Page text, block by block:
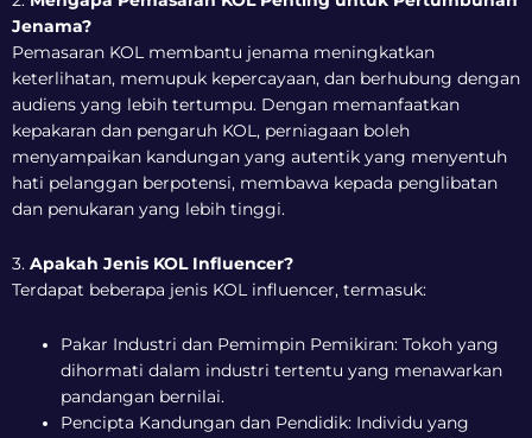
Jenama?
Pemasaran KOL membantu jenama meningkatkan
keterlihatan, memupuk kepercayaan, dan berhubung dengan
audiens yang lebih tertumpu. Dengan memanfaatkan
kepakaran dan pengaruh KOL, perniagaan boleh
menyampaikan kandungan yang autentik yang menyentuh
hati pelanggan berpotensi, membawa kepada penglibatan
dan penukaran yang lebih tinggi.
3. Apakah Jenis KOL Influencer?
Terdapat beberapa jenis KOL influencer, termasuk:
Pakar Industri dan Pemimpin Pemikiran: Tokoh yang
dihormati dalam industri tertentu yang menawarkan
pandangan bernilai.
Pencipta Kandungan dan Pendidik: Individu yang